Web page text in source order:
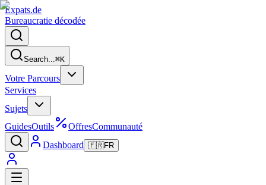
Expats.de
Bureaucratie décodée
Search...⌘K
Votre Parcours
Services
Sujets
GuidesOutils OffresCommunauté
Dashboard 🇫🇷FR